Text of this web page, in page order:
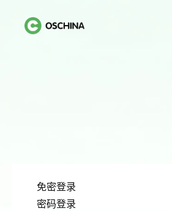
免密登录
密码登录